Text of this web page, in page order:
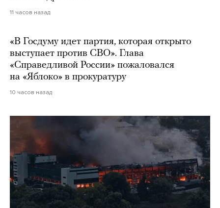
11 часов назад
«В Госдуму идет партия, которая открыто
выступает против СВО». Глава
«Справедливой России» пожаловался
на «Яблоко» в прокуратуру
10 часов назад